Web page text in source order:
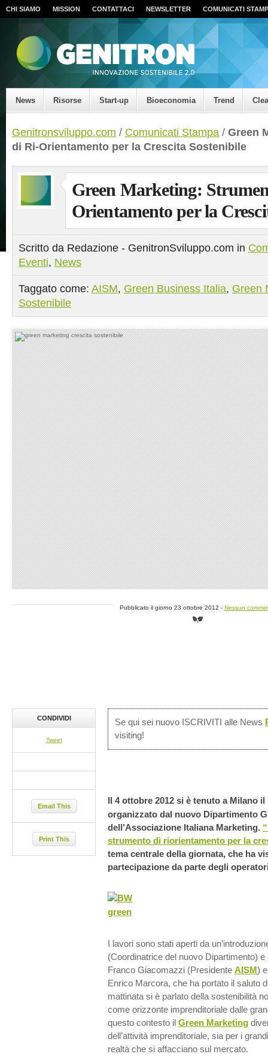
CHI SIAMO MISSION CONTATTACI NEWSLETTER COMUNICATI
News Risorse Start-up Bioeconomia Trend
Genitronsviluppo.com / Comunicati Stampa / Green
di Ri-Orientamento per la Crescita Sostenibile
Green Marketing:
Orientamento per la
Scritto da Redazione - GenitronSviluppo.com in
Eventi, News
Taggato come: AISM, Green Business Italia, Green
Sostenibile
Pubblicato il giorno 23 ottobre 2012 - Nessun
Se qui sei nuovo ISCRIVITI alle News
visiting!
Il 4 ottobre 2012 si è tenuto a Milano
organizzato dal nuovo Dipartimento
dell’Associazione Italiana Marketing.
strumento di riorientamento per la
tema centrale della giornata, che ha
partecipazione da parte degli
I lavori sono stati aperti da
(Coordinatrice del nuovo Dipartimento)
Franco Giacomazzi (Presidente AISM)
Enrico Marcora, che ha portato il saluto
mattinata si è parlato della sostenibilità
come orizzonte imprenditoriale dalle
questo contesto il Green Marketing
dell’attività imprenditoriale, sia per i
realtà che si affacciano sul mercato.
CONDIVIDI
Tweet
Email This
Print This